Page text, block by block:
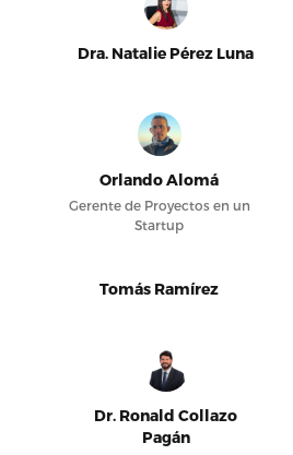
Dra. Natalie Pérez Luna
Orlando Alomá
Gerente de Proyectos en un
Startup
Tomás Ramírez
Dr. Ronald Collazo
Pagán